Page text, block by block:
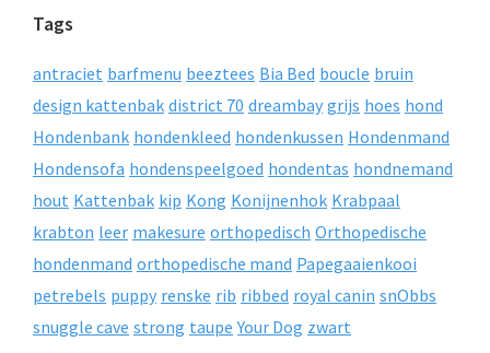
Tags
antraciet barfmenu beeztees Bia Bed boucle bruin
design kattenbak district 70 dreambay grijs hoes hond
Hondenbank hondenkleed hondenkussen Hondenmand
Hondensofa hondenspeelgoed hondentas hondnemand
hout Kattenbak kip Kong Konijnenhok Krabpaal
krabton leer makesure orthopedisch Orthopedische
hondenmand orthopedische mand Papegaaienkooi
petrebels puppy renske rib ribbed royal canin snObbs
snuggle cave strong taupe Your Dog zwart